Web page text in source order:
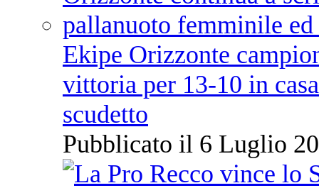
Ekipe Orizzonte
vittoria per 13-10 in
scudetto
Pubblicato il 6 Luglio